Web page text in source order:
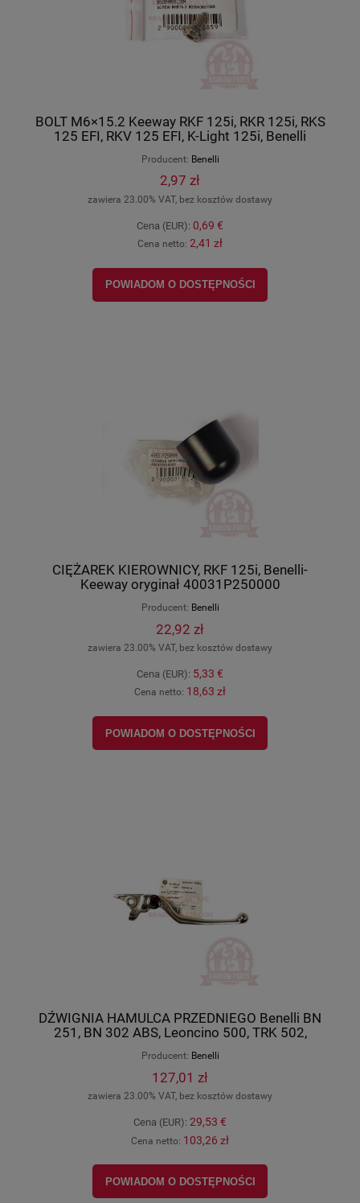
BOLT M6×15.2 Keeway RKF 125i, RKR 125i, RKS
125 EFI, RKV 125 EFI, K-Light 125i, Benelli
Producent: Benelli
2,97 zł
zawiera 23.00% VAT, bez kosztów dostawy
Cena (EUR): 0,69 €
Cena netto: 2,41 zł
POWIADOM O DOSTĘPNOŚCI
CIĘŻAREK KIEROWNICY, RKF 125i, Benelli-
Keeway oryginał 40031P250000
Producent: Benelli
22,92 zł
zawiera 23.00% VAT, bez kosztów dostawy
Cena (EUR): 5,33 €
Cena netto: 18,63 zł
POWIADOM O DOSTĘPNOŚCI
DŹWIGNIA HAMULCA PRZEDNIEGO Benelli BN
251, BN 302 ABS, Leoncino 500, TRK 502,
Producent: Benelli
127,01 zł
zawiera 23.00% VAT, bez kosztów dostawy
Cena (EUR): 29,53 €
Cena netto: 103,26 zł
POWIADOM O DOSTĘPNOŚCI